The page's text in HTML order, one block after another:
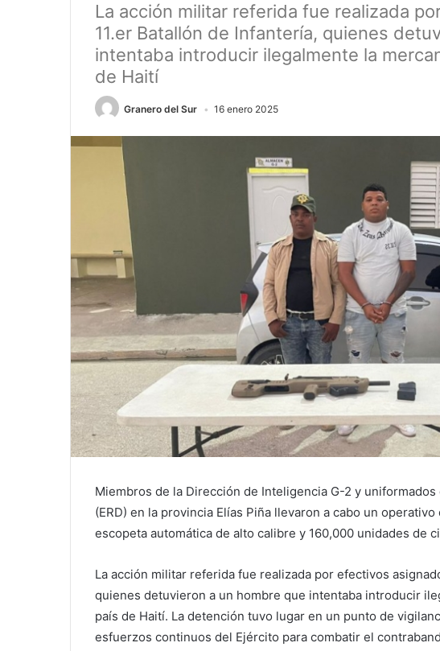
La acción militar referida fue realizada
11.er Batallón de Infantería, quienes
intentaba introducir ilegalmente la
de Haití
Granero del Sur 16 enero 2025
Miembros de la Dirección de Inteligencia G-2 y
(ERD) en la provincia Elías Piña llevaron a cabo un
escopeta automática de alto calibre y 160,000 unidades de
La acción militar referida fue realizada por efectivos
quienes detuvieron a un hombre que intentaba introducir
país de Haití. La detención tuvo lugar en un punto de
esfuerzos continuos del Ejército para combatir el